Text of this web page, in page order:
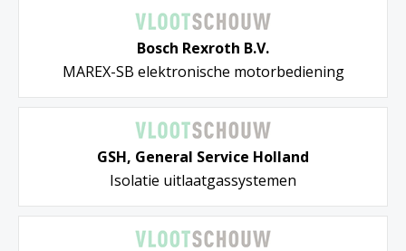
Bosch Rexroth B.V.
MAREX-SB elektronische motorbediening
GSH, General Service Holland
Isolatie uitlaatgassystemen